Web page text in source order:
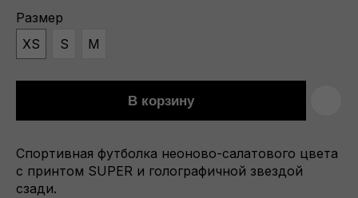
Размер
XS
S M
В корзину
Спортивная футболка неоново-салатового цвета
с принтом SUPER и голографичной звездой
сзади.